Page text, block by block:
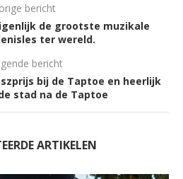
bericht
de grootste muzikale
ter wereld.
bericht
bij de Taptoe en heerlijk
stad na de Taptoe
ARTIKELEN